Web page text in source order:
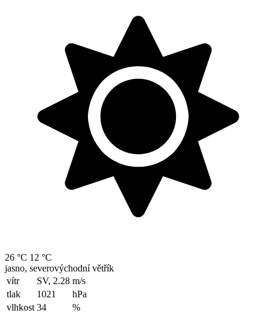
26 °C 12 °C
jasno, severovýchodní větřík
vítr
SV, 2.28 m/s
tlak
1021
hPa
vlhkost 34
%